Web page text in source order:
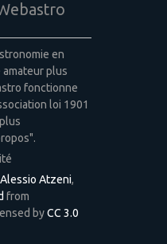
en
plus
fonctionne
loi 1901
Alessio Atzeni,
from
byCC 3.0